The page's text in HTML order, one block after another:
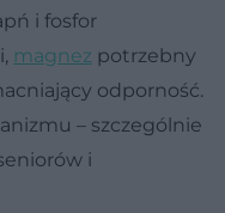
i fosfor
magnez potrzebny
odporność.
– szczególnie
i